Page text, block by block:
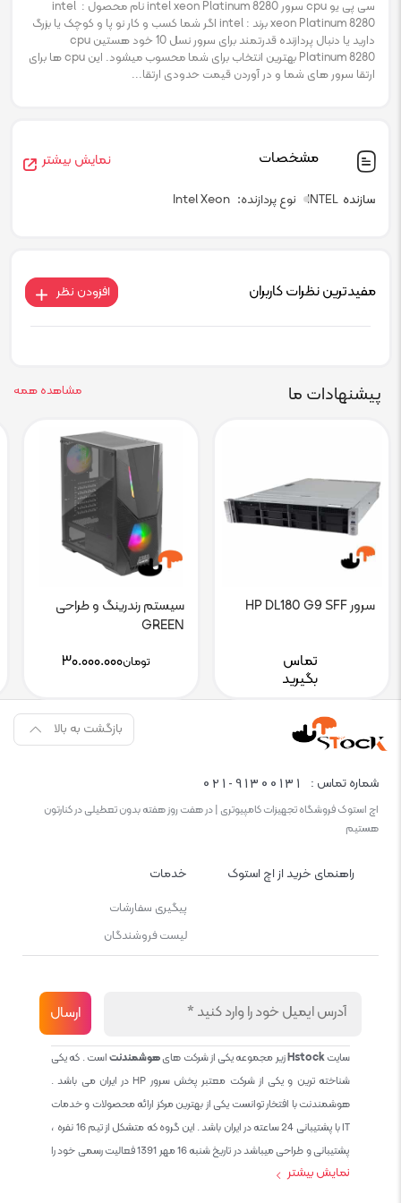
سی پی یو cpu سرور intel xeon Platinum 8280 نام محصول : intel
xeon Platinum 8280 برند : intel اگر شما کسب و کار نو پا و کوچک یا بزرگ
دارید یا دنبال پردازنده قدرتمند برای سرور نسل 10 خود هستین cpu
Platinum 8280 بهترین انتخاب برای شما محسوب میشود. این cpu ها برای
ارتقا سرور های شما و در آوردن قیمت حدودی ارتقا...
مشخصات نمایش بیشتر
سازنده INTEL نوع پردازنده Intel Xeon
مفیدترین نظرات کاربران افزودن نظر
پیشنهادات ما مشاهده همه
سرور HP DL180 G9 SFF
تماس
بگیرید
سیستم رندرینگ و طراحی
GREEN
تومان۳۰.۰۰۰.۰۰۰
بازگشت به بالا
شماره تماس : 021-91300131
اچ استوک فروشگاه تجهیزات کامپیوتری | در هفت روز هفته بدون تعطیلی در کنارتون
هستیم
راهنمای خرید از اچ استوک خدمات
پیگیری سفارشات
لیست فروشندگان
سایتHstockزیر مجموعه یکی از شرکت هایهوشمندنتاست . که یکی
شناخته ترین و یکی از شرکت معتبر پخش سرور HP در ایران می باشد .
هوشمندنت با افتخار توانست یکی از بهترین مرکز ارائه محصولات و خدمات
IT با پشتیبانی 24 ساعته در ایران باشد . این گروه که متشکل از تیم 16 نفره ،
پشتیبانی و طراحی میباشد در تاریخ شنبه 16 مهر 1391 فعالیت رسمی خود را
نمایش بیشتر